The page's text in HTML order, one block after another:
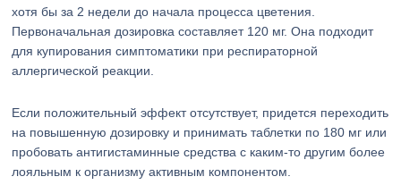
хотя бы за 2 недели до начала процесса цветения.
Первоначальная дозировка составляет 120 мг. Она подходит
для купирования симптоматики при респираторной
аллергической реакции.
Если положительный эффект отсутствует, придется переходить
на повышенную дозировку и принимать таблетки по 180 мг или
пробовать антигистаминные средства с каким-то другим более
лояльным к организму активным компонентом.